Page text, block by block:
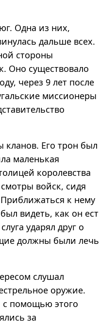
Одна из них,
дальше всех.
стороны
Оно существовало
через 9 лет после
миссионеры
кланов. Его трон был
маленькая
королевства
войск, сидя
к нему
видеть, как он ест
ударял друг о
должны были лечь
слушал
оружие.
с помощью этого
за